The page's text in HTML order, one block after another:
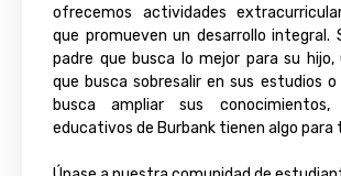
ofrecemos actividades
que promueven un desarrollo integral.
padre que busca lo mejor para su
que busca sobresalir en sus estudios
busca ampliar sus conocimientos,
educativos de Burbank tienen algo para